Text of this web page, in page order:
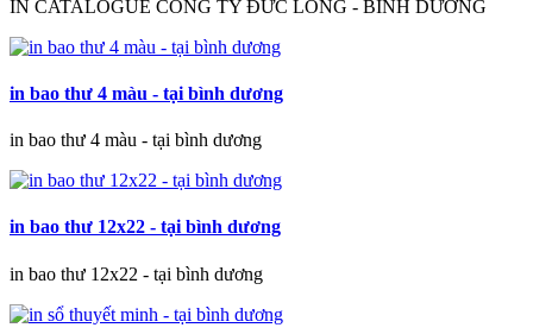
IN CATALOGUE CÔNG TY ĐỨC LONG - BÌNH DƯƠNG
in bao thư 4 màu - tại bình dương
in bao thư 4 màu - tại bình dương
in bao thư 12x22 - tại bình dương
in bao thư 12x22 - tại bình dương